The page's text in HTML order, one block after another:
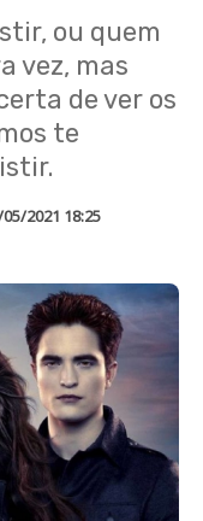
ou quem
vez, mas
de ver os
te
2021 18:25